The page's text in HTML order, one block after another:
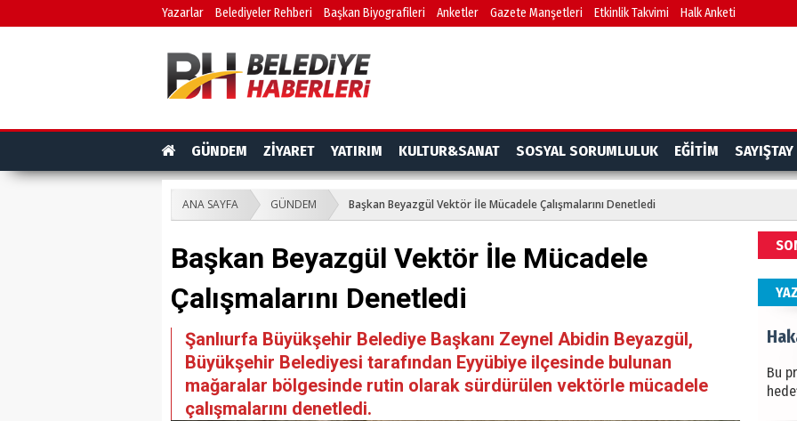
Yazarlar Belediyeler Rehberi Başkan Biyografileri Anketler Gazete Manşetleri Etkinlik Takvimi Halk Anketi
GÜNDEM ZİYARET YATIRIM KULTUR&SANAT SOSYAL SORUMLULUK EĞİTİM SAYIŞTAY
ANA SAYFA GÜNDEM Başkan Beyazgül Vektör İle Mücadele Çalışmalarını Denetledi
Başkan Beyazgül Vektör İle Mücadele
Çalışmalarını Denetledi
Şanlıurfa Büyükşehir Belediye Başkanı Zeynel Abidin Beyazgül,
Büyükşehir Belediyesi tarafından Eyyübiye ilçesinde bulunan
mağaralar bölgesinde rutin olarak sürdürülen vektörle mücadele
çalışmalarını denetledi.
Bu